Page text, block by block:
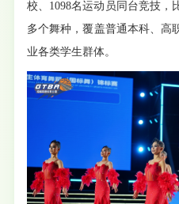
校、1098名运动员同台竞技，
多个舞种，覆盖普通本科、高
业各类学生群体。